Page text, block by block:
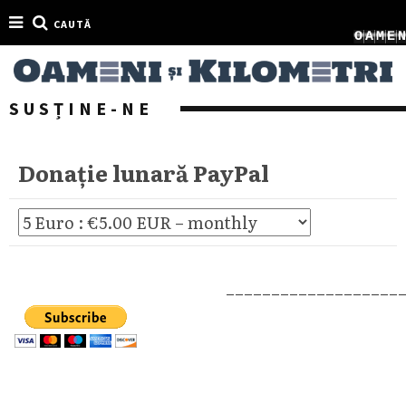
CAUTĂ
OAMEN
SUSȚINE-NE
Donație lunarăPayPal